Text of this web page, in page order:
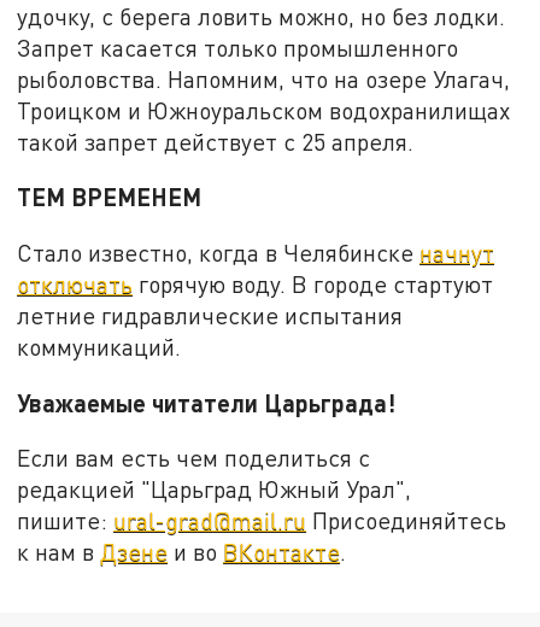
удочку, с берега ловить можно, но без лодки.
Запрет касается только промышленного
рыболовства. Напомним, что на озере Улагач,
Троицком и Южноуральском водохранилищах
такой запрет действует с 25 апреля.
ТЕМ ВРЕМЕНЕМ
Стало известно, когда в Челябинске начнут
отключать горячую воду. В городе стартуют
летние гидравлические испытания
коммуникаций.
Уважаемые читатели Царьграда!
Если вам есть чем поделиться с
редакцией "Царьград Южный Урал",
пишите: ural-grad@mail.ru Присоединяйтесь
к нам в Дзене и во ВКонтакте.